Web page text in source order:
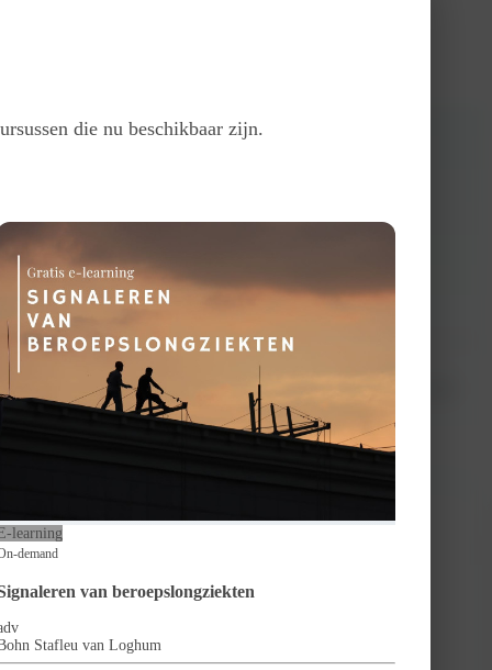
die nu beschikbaar zijn.
learning
demand
van beroepslongziekten
Stafleu van Loghum
richtlijnen, lopend onderzoek (waaronder het P4O2-project), en de
kennis in een informele sfeer.